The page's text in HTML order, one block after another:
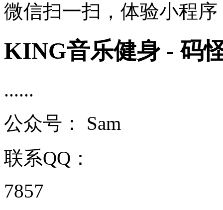
微信扫一扫，体验小程序
KING音乐健身 - 码
......
公众号： Sam
联系QQ：
7857